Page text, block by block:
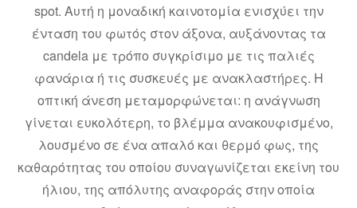
spot. Αυτή η μοναδική καινοτομία ενισχύει την
ένταση του φωτός στον άξονα, αυξάνοντας τα
candela με τρόπο συγκρίσιμο με τις παλιές
φανάρια ή τις συσκευές με ανακλαστήρες. Η
οπτική άνεση μεταμορφώνεται: η ανάγνωση
γίνεται ευκολότερη, το βλέμμα ανακουφισμένο,
λουσμένο σε ένα απαλό και θερμό φως, της
καθαρότητας του οποίου συναγωνίζεται εκείνη του
ήλιου, της απόλυτης αναφοράς στην οποία